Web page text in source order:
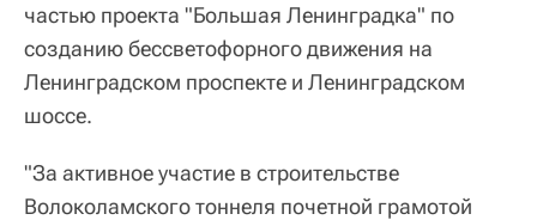
частью проекта "Большая Ленинградка" по
созданию бессветофорного движения на
Ленинградском проспекте и Ленинградском
шоссе.
"За активное участие в строительстве
Волоколамского тоннеля почетной грамотой